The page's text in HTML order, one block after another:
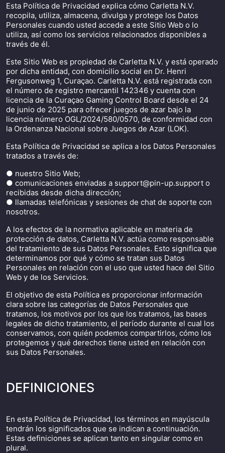
Esta Política de Privacidad explica cómo Carletta N.V.
recopila, utiliza, almacena, divulga y protege los Datos
Personales cuando usted accede a este Sitio Web o lo
utiliza, así como los servicios relacionados disponibles a
través de él.
Este Sitio Web es propiedad de Carletta N.V. y está operado
por dicha entidad, con domicilio social en Dr. Henri
Fergusonweg 1, Curaçao. Carletta N.V. está registrada con
el número de registro mercantil 142346 y cuenta con
licencia de la Curaçao Gaming Control Board desde el 24
de junio de 2025 para ofrecer juegos de azar bajo la
licencia número OGL/2024/580/0570, de conformidad con
la Ordenanza Nacional sobre Juegos de Azar (LOK).
Esta Política de Privacidad se aplica a los Datos Personales
tratados a través de:
● nuestro Sitio Web;
● comunicaciones enviadas a support@pin-up.support o
recibidas desde dicha dirección;
● llamadas telefónicas y sesiones de chat de soporte con
nosotros.
A los efectos de la normativa aplicable en materia de
protección de datos, Carletta N.V. actúa como responsable
del tratamiento de sus Datos Personales. Esto significa que
determinamos por qué y cómo se tratan sus Datos
Personales en relación con el uso que usted hace del Sitio
Web y de los Servicios.
El objetivo de esta Política es proporcionar información
clara sobre las categorías de Datos Personales que
tratamos, los motivos por los que los tratamos, las bases
legales de dicho tratamiento, el período durante el cual los
conservamos, con quién podemos compartirlos, cómo los
protegemos y qué derechos tiene usted en relación con
sus Datos Personales.
DEFINICIONES
En esta Política de Privacidad, los términos en mayúscula
tendrán los significados que se indican a continuación.
Estas definiciones se aplican tanto en singular como en
plural.